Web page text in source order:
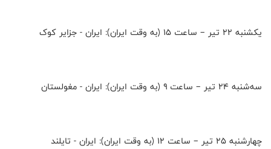
یکشنبه ۲۲ تیر – ساعت ۱۵ (به وقت ایران): ایران - جزایر کوک
سه‌شنبه ۲۴ تیر – ساعت ۹ (به وقت ایران): ایران - مغولستان
چهارشنبه ۲۵ تیر – ساعت ۱۲ (به وقت ایران): ایران - تایلند